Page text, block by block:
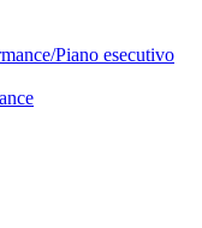
Piano esecutivo